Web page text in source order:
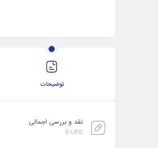
توضیحات
نقد و بررسی اجمالی
E-LIFE